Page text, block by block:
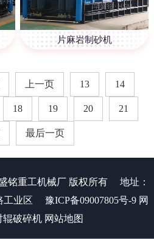
片麻岩制砂机
上一页 13 14
18 19 20 21
最后一页
铭重工机械厂 版权所有
地址：
工业区
豫ICP备09007805号-9 网
辊破碎机 网站地图